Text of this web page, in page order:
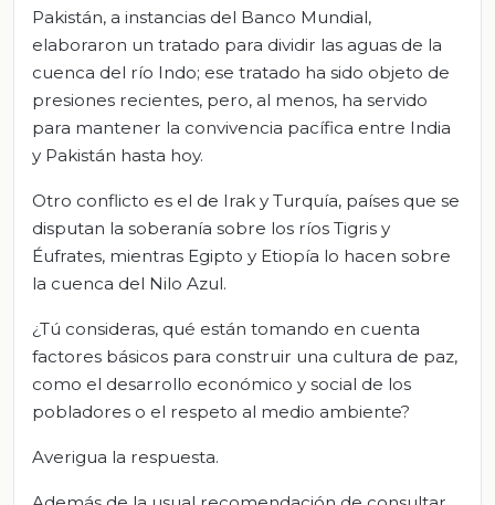
Pakistán, a instancias del Banco Mundial,
elaboraron un tratado para dividir las aguas de la
cuenca del río Indo; ese tratado ha sido objeto de
presiones recientes, pero, al menos, ha servido
para mantener la convivencia pacífica entre India
y Pakistán hasta hoy.
Otro conflicto es el de Irak y Turquía, países que se
disputan la soberanía sobre los ríos Tigris y
Éufrates, mientras Egipto y Etiopía lo hacen sobre
la cuenca del Nilo Azul.
¿Tú consideras, qué están tomando en cuenta
factores básicos para construir una cultura de paz,
como el desarrollo económico y social de los
pobladores o el respeto al medio ambiente?
Averigua la respuesta.